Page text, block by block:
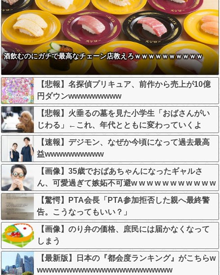
酒飲むのにガチで最高なチェーン店教えろｗｗｗｗｗｗｗｗｗｗ
【悲報】名探偵プリキュア、前作から売上が10億
円ダウンwwwwwwwww
【悲報】火垂るの墓を見た小学生「おばさんがい
じわる」←これ、年代とともに変わっていくよ
な…
【速報】デジモン、なぜか今頃になって過去最高
益wwwwwwwwww
【画像】35歳でおばあちゃんになったギャルさ
ん、可愛過ぎて嫉妬不可避w w w w w w w w w w w
【驚愕】PTA会長「PTA参加拒否した親へ最終警
告。こうなってもいい？」
【画像】のり弁の価格、庶民には届かなくなって
しまう
【最新版】日本の『都会度ランキング』がこちらw
wwwwwwwwwwwwwwwwwwwwwww